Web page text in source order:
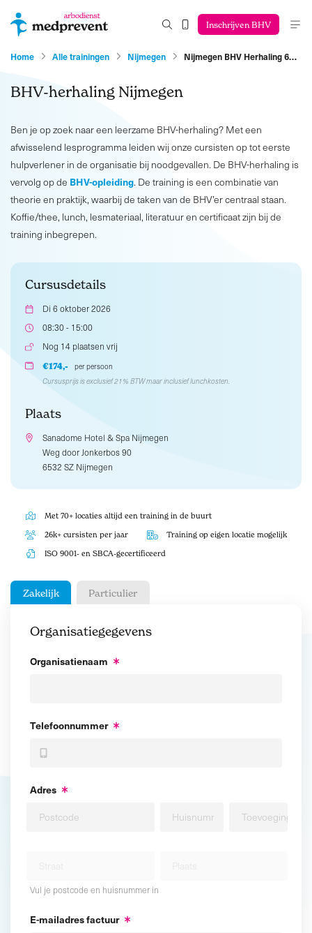
Inschrijven BHV
Home Alle trainingen Nijmegen Nijmegen BHV Herhaling 6…
BHV-herhaling Nijmegen
Ben je op zoek naar een leerzame BHV-herhaling? Met een
afwisselend lesprogramma leiden wij onze cursisten op tot eerste
hulpverlener in de organisatie bij noodgevallen. De BHV-herhaling is
vervolg op de BHV-opleiding. De training is een combinatie van
theorie en praktijk, waarbij de taken van de BHV’er centraal staan.
Koffie/thee, lunch, lesmateriaal, literatuur en certificaat zijn bij de
training inbegrepen.
Cursusdetails
Di 6 oktober 2026
08:30 - 15:00
Nog 14 plaatsen vrij
€174,-
per persoon
Cursusprijs is exclusief 21% BTW maar inclusief lunchkosten.
Plaats
Sanadome Hotel & Spa Nijmegen
Weg door Jonkerbos 90
6532 SZ Nijmegen
Met 70+ locaties altijd een training in de buurt
26k+ cursisten per jaar Training op eigen locatie mogelijk
ISO 9001- en SBCA-gecertificeerd
Zakelijk Particulier
Organisatiegegevens
Organisatienaam
Telefoonnummer
Adres
Vul je postcode en huisnummer in
E-mailadres factuur